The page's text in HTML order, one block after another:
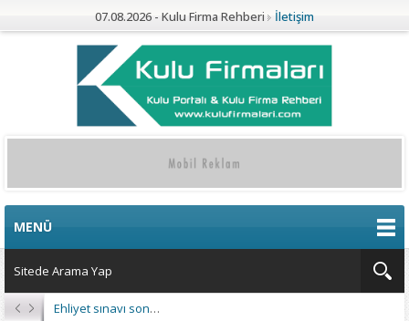
07.08.2026 - Kulu Firma Rehberi İletişim
MENÜ
Ehliyet sınavı sonuçları açıklandı